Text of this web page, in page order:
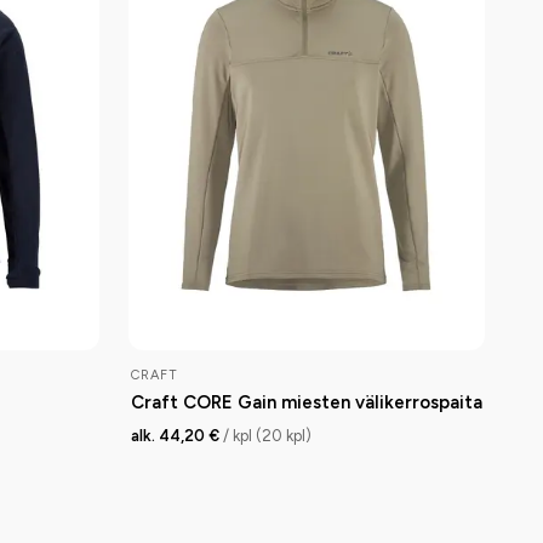
CRAFT
Craft CORE Gain miesten välikerrospaita
alk. 44,20 € / kpl (20 kpl)